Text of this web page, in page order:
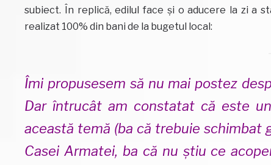
subiect. În replică, edilul face și o aducere la zi a
realizat 100% din bani de la bugetul local:
Îmi propusesem să nu mai postez
Dar întrucât am constatat că este
această temă (ba că trebuie schimbat
Casei Armatei, ba că nu știu ce